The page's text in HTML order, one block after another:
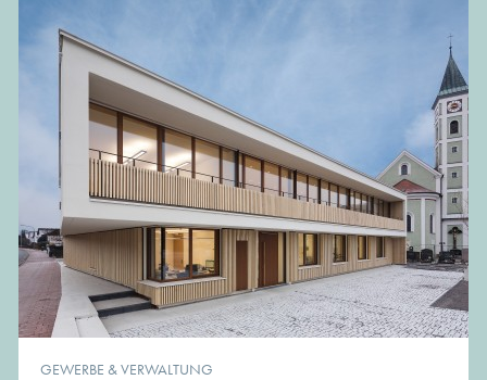
GEWERBE & VERWALTUNG